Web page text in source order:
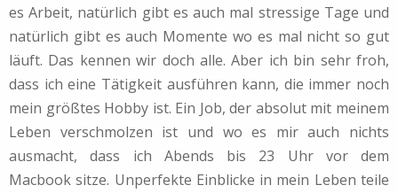
es Arbeit, natürlich gibt es auch mal stressige Tage und
natürlich gibt es auch Momente wo es mal nicht so gut
läuft. Das kennen wir doch alle. Aber ich bin sehr froh,
dass ich eine Tätigkeit ausführen kann, die immer noch
mein größtes Hobby ist. Ein Job, der absolut mit meinem
Leben verschmolzen ist und wo es mir auch nichts
ausmacht, dass ich Abends bis 23 Uhr vor dem
Macbook sitze. Unperfekte Einblicke in mein Leben teile